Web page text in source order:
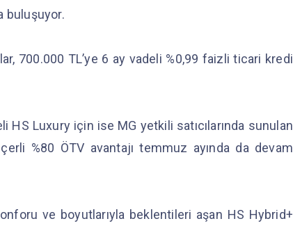
buluşuyor.
700.000 TL’ye 6 ay vadeli %0,99 faizli ticari kredi
HS Luxury için ise MG yetkili satıcılarında sunulan
%80 ÖTV avantajı temmuz ayında da devam
ve boyutlarıyla beklentileri aşan HS Hybrid+